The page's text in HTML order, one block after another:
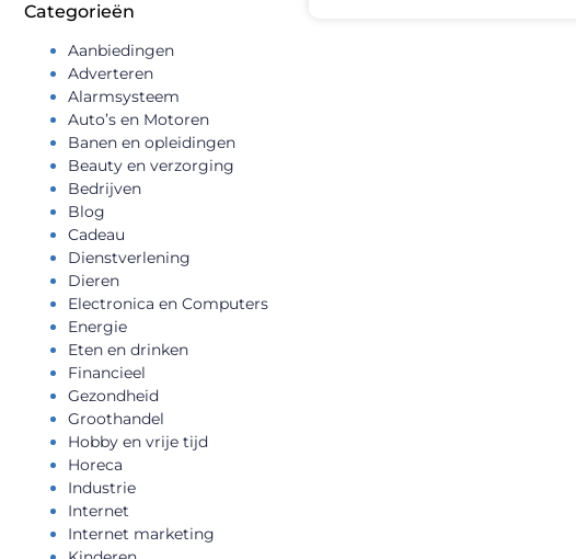
Categorieën
Aanbiedingen
Adverteren
Alarmsysteem
Auto’s en Motoren
Banen en opleidingen
Beauty en verzorging
Bedrijven
Blog
Cadeau
Dienstverlening
Dieren
Electronica en Computers
Energie
Eten en drinken
Financieel
Gezondheid
Groothandel
Hobby en vrije tijd
Horeca
Industrie
Internet
Internet marketing